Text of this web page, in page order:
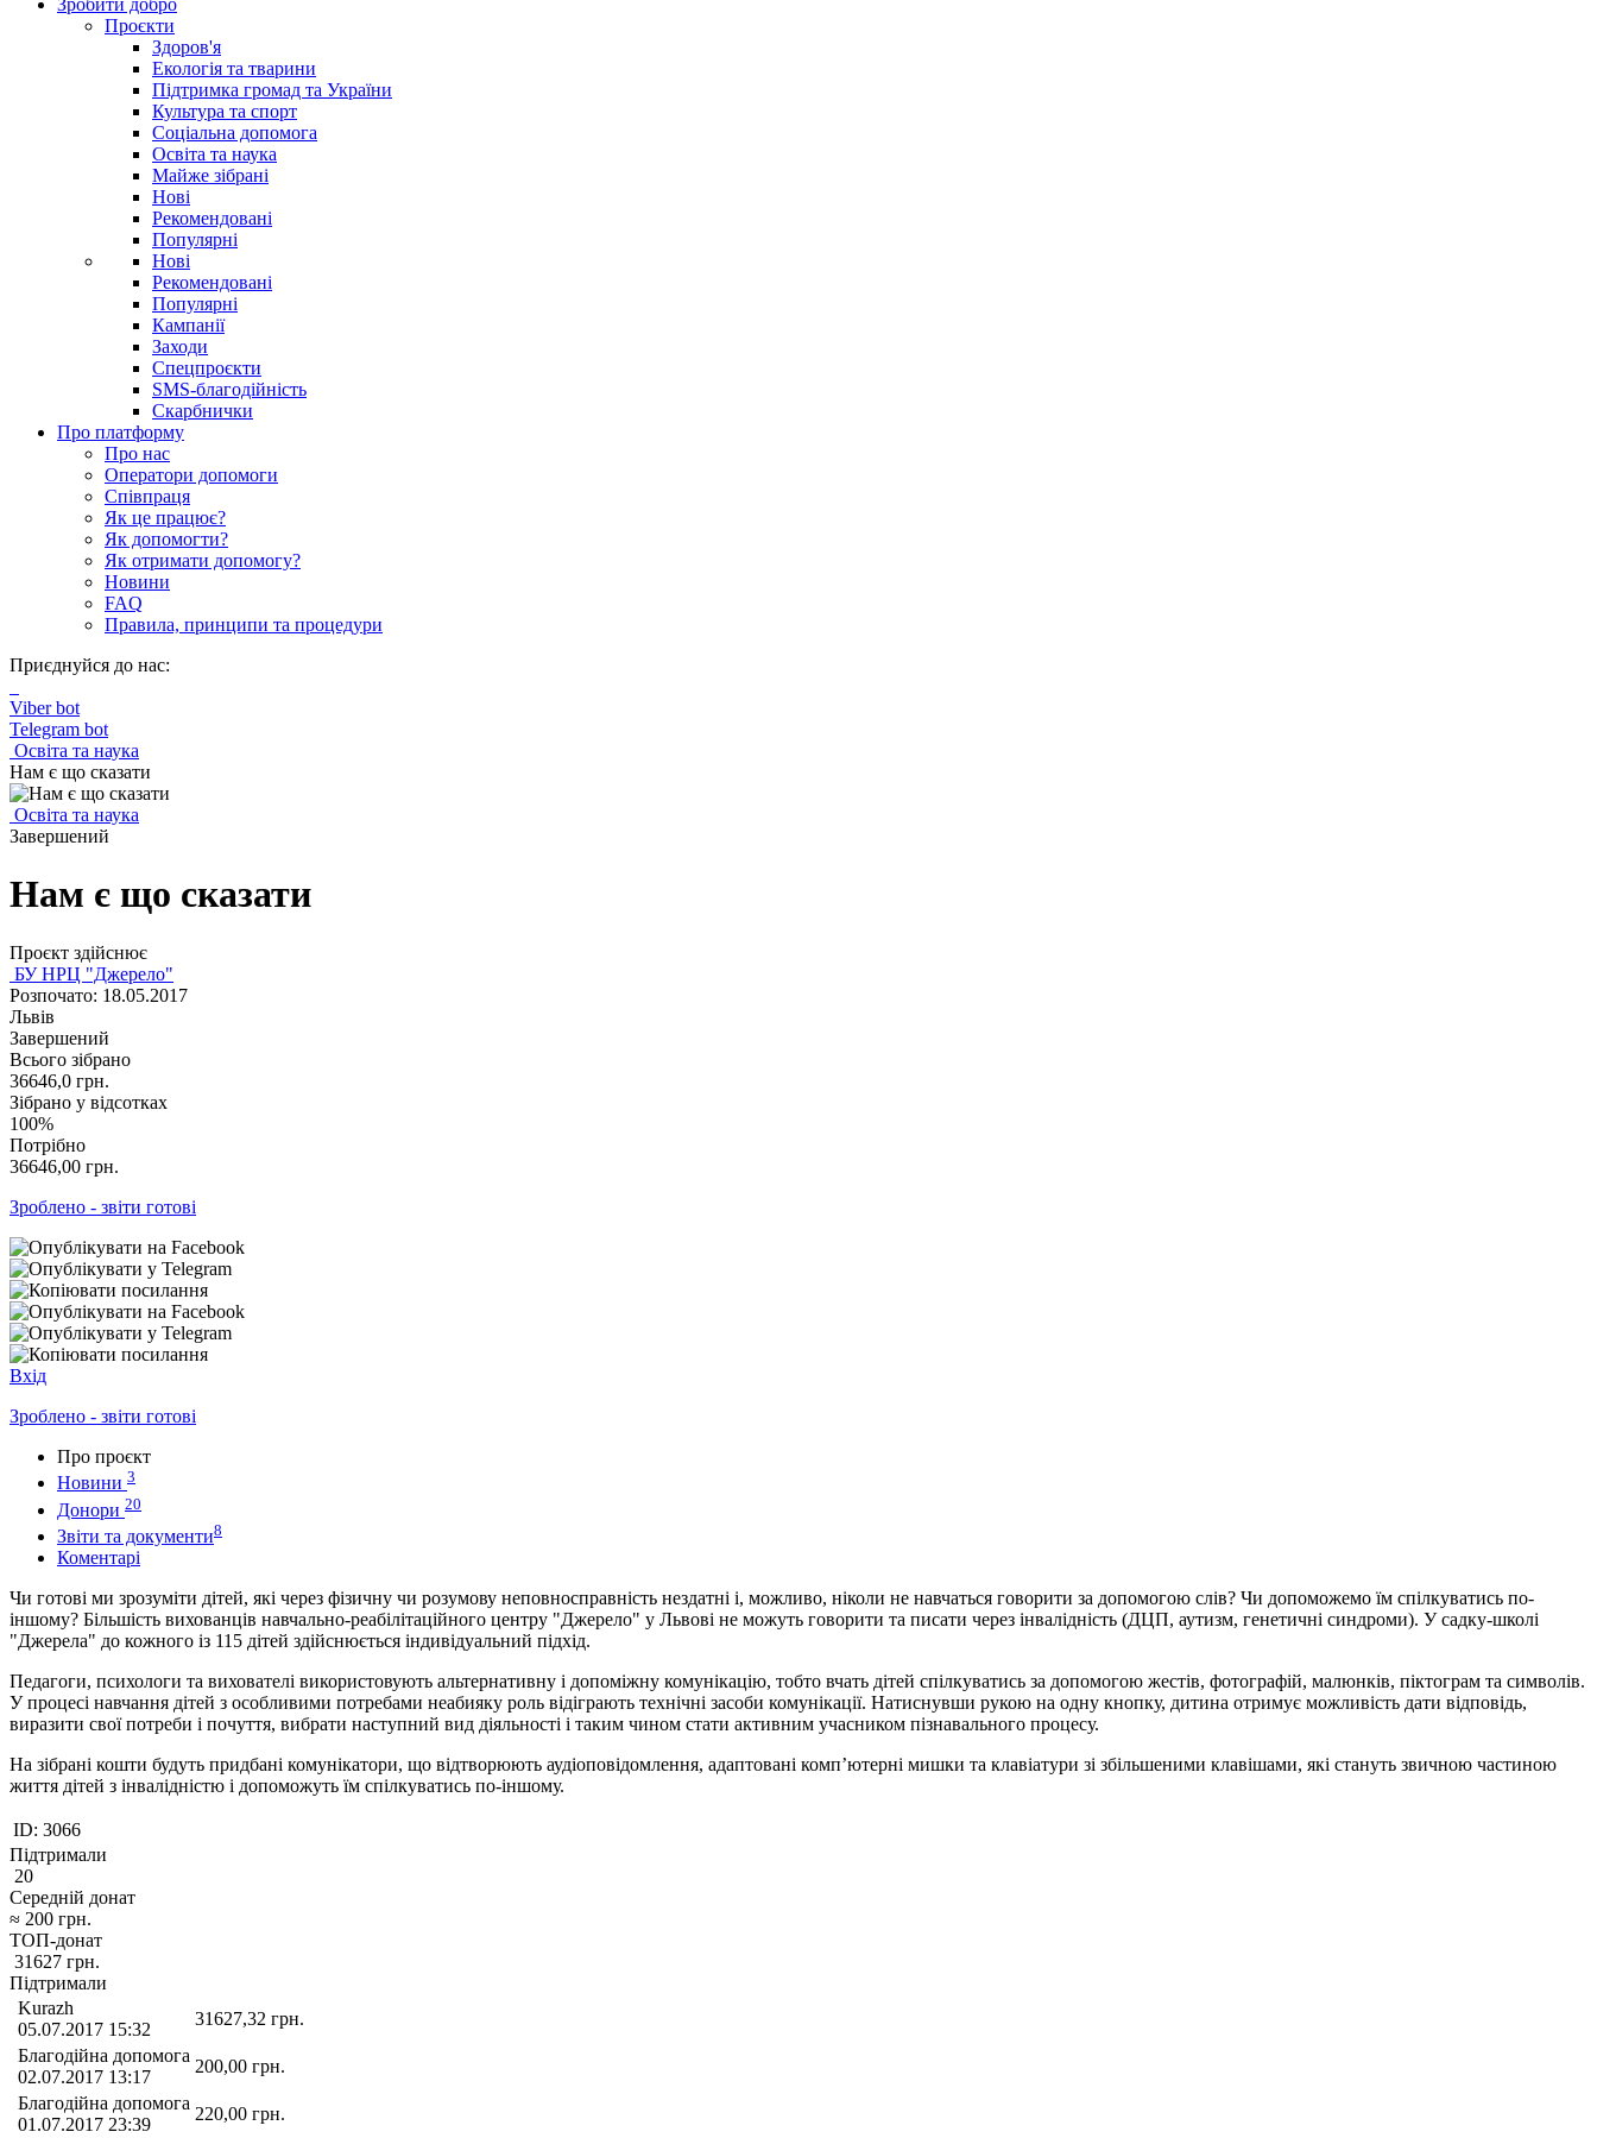
Зробити добро
Проєкти
Здоров'я
Екологія та тварини
Підтримка громад та України
Культура та спорт
Соціальна допомога
Освіта та наука
Майже зібрані
Нові
Рекомендовані
Популярні
Нові
Рекомендовані
Популярні
Кампанії
Заходи
Спецпроєкти
SMS-благодійність
Скарбнички
Про платформу
Про нас
Оператори допомоги
Співпраця
Як це працює?
Як допомогти?
Як отримати допомогу?
Новини
FAQ
Правила, принципи та процедури
Приєднуйся до нас:
Viber bot
Telegram bot
Освіта та наука
Нам є що сказати
Освіта та наука
Завершений
Нам є що сказати
Проєкт здійснює
БУ НРЦ "Джерело"
Розпочато: 18.05.2017
Львів
Завершений
Всього зібрано
36646,0 грн.
Зібрано у відсотках
100%
Потрібно
36646,00 грн.
Зроблено - звіти готові
Вхід
Зроблено - звіти готові
Про проєкт
Новини 3
Донори 20
Звіти та документи8
Коментарі
Чи готові ми зрозуміти дітей, які через фізичну чи розумову неповносправність нездатні і, можливо, ніколи не навчаться говорити за допомогою слів? Чи допоможемо їм спілкуватись по-
іншому? Більшість вихованців навчально-реабілітаційного центру "Джерело" у Львові не можуть говорити та писати через інвалідність (ДЦП, аутизм, генетичні синдроми). У садку-школі
"Джерела" до кожного із 115 дітей здійснюється індивідуальний підхід.
Педагоги, психологи та вихователі використовують альтернативну і допоміжну комунікацію, тобто вчать дітей спілкуватись за допомогою жестів, фотографій, малюнків, піктограм та символів.
У процесі навчання дітей з особливими потребами неабияку роль відіграють технічні засоби комунікації. Натиснувши рукою на одну кнопку, дитина отримує можливість дати відповідь,
виразити свої потреби і почуття, вибрати наступний вид діяльності і таким чином стати активним учасником пізнавального процесу.
На зібрані кошти будуть придбані комунікатори, що відтворюють аудіоповідомлення, адаптовані комп’ютерні мишки та клавіатури зі збільшеними клавішами, які стануть звичною частиною
життя дітей з інвалідністю і допоможуть їм спілкуватись по-іншому.
ID: 3066
Підтримали
20
Середній донат
≈ 200 грн.
ТОП-донат
31627 грн.
Підтримали
Kurazh
05.07.2017 15:32
31627,32 грн.
Благодійна допомога
02.07.2017 13:17
200,00 грн.
Благодійна допомога
01.07.2017 23:39
220,00 грн.